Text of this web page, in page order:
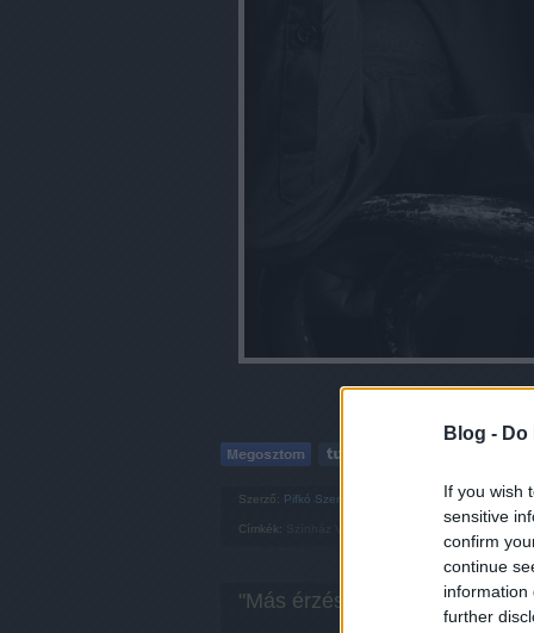
Blog -
If you wish
sensitive
confirm
continue
information
further
Szerző: Pifkó Szera
Címkék:
"Más érzés színpadra lépni" -